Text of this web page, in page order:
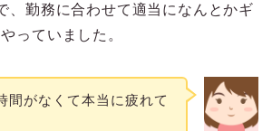
、勤務に合わせて適当になんとかギ
っていました。
間がなくて本当に疲れて